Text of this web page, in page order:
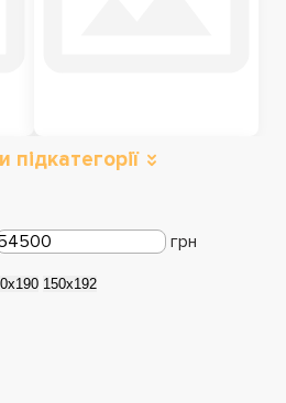
Дивани з Акції
підкатегорії
грн
150х192